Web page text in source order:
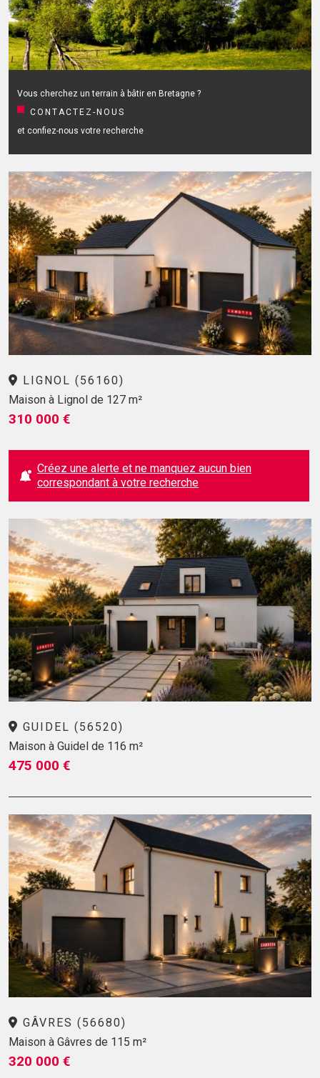
Vous cherchez un terrain à bâtir en Bretagne ?
CONTACTEZ-NOUS
et confiez-nous votre recherche
LIGNOL (56160)
Maison à Lignol de 127 m²
310 000 €
Créez une alerte et ne manquez aucun bien
correspondant à votre recherche
GUIDEL (56520)
Maison à Guidel de 116 m²
475 000 €
GÂVRES (56680)
Maison à Gâvres de 115 m²
320 000 €